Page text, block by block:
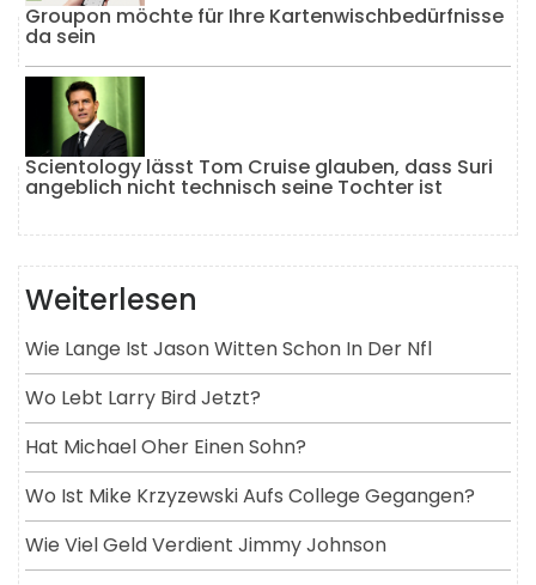
Groupon möchte für Ihre Kartenwischbedürfnisse
da sein
Scientology lässt Tom Cruise glauben, dass Suri
angeblich nicht technisch seine Tochter ist
Weiterlesen
Wie Lange Ist Jason Witten Schon In Der Nfl
Wo Lebt Larry Bird Jetzt?
Hat Michael Oher Einen Sohn?
Wo Ist Mike Krzyzewski Aufs College Gegangen?
Wie Viel Geld Verdient Jimmy Johnson